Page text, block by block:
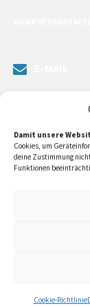
Damit unsere
Cookies, um
deine Zustimmung
Funktionen
Cookie-Richtlinie
kontaktieren
Klicken Sie